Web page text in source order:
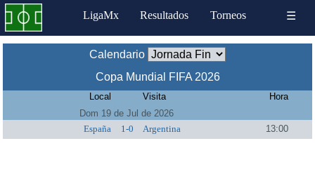
LigaMx Resultados Torneos ☰
Calendario
Copa Mundial FIFA 2026
Local Visita
Hora
Dom 19 de Jul de 2026
España
1-0 Argentina 13:00